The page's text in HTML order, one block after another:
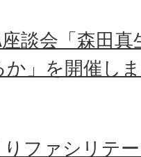
座談会「森田
」を開催し
りファシリテ